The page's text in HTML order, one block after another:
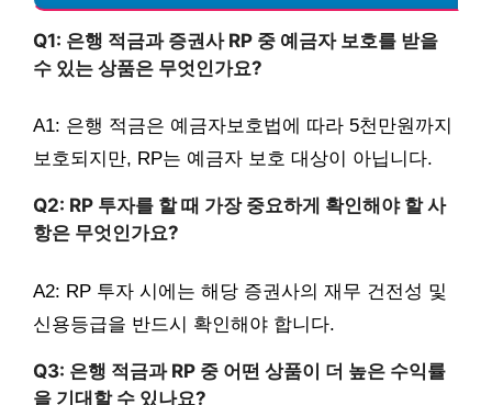
Q1: 은행 적금과 증권사 RP 중 예금자 보호를 받을
수 있는 상품은 무엇인가요?
A1: 은행 적금은 예금자보호법에 따라 5천만원까지
보호되지만, RP는 예금자 보호 대상이 아닙니다.
Q2: RP 투자를 할 때 가장 중요하게 확인해야 할 사
항은 무엇인가요?
A2: RP 투자 시에는 해당 증권사의 재무 건전성 및
신용등급을 반드시 확인해야 합니다.
Q3: 은행 적금과 RP 중 어떤 상품이 더 높은 수익률
을 기대할 수 있나요?